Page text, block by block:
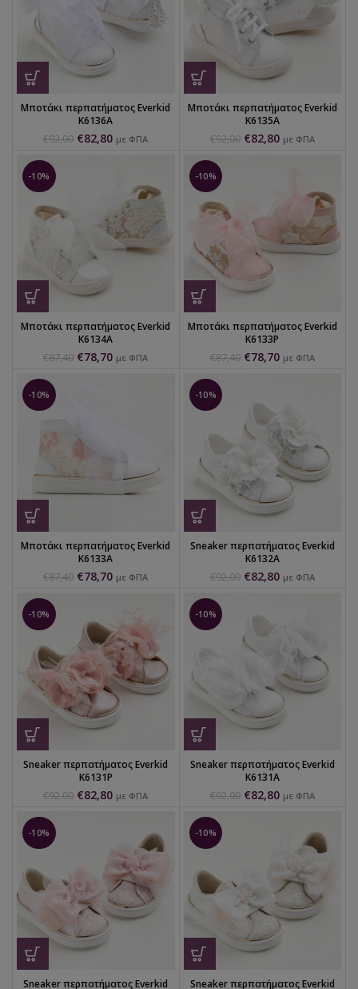
Μποτάκι περπατήματος Everkid
K6136A
€92,00 €82,80 με ΦΠΑ
Μποτάκι περπατήματος Everkid
K6135A
€92,00 €82,80 με ΦΠΑ
-10%
Μποτάκι περπατήματος Everkid
K6134A
€87,40 €78,70 με ΦΠΑ
-10%
Μποτάκι περπατήματος Everkid
K6133P
€87,40 €78,70 με ΦΠΑ
-10%
Μποτάκι περπατήματος Everkid
K6133A
€87,40 €78,70 με ΦΠΑ
-10%
Sneaker περπατήματος Everkid
K6132A
€92,00 €82,80 με ΦΠΑ
-10%
Sneaker περπατήματος Everkid
K6131P
€92,00 €82,80 με ΦΠΑ
-10%
Sneaker περπατήματος Everkid
K6131A
€92,00 €82,80 με ΦΠΑ
-10%
Sneaker περπατήματος Everkid
-10%
Sneaker περπατήματος Everkid